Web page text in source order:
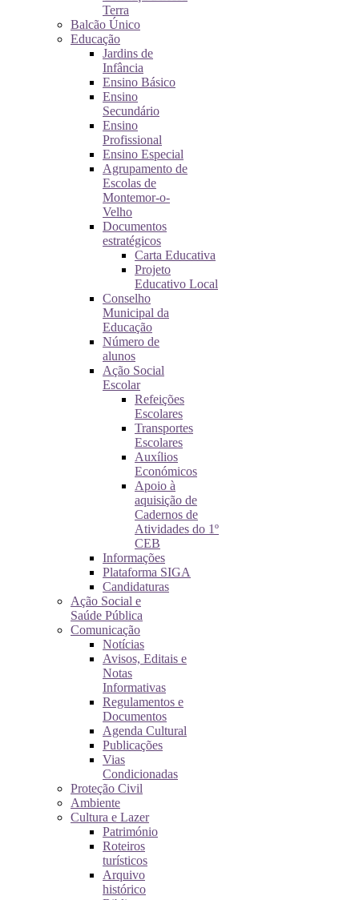
Terra
Balcão Único
Educação
Jardins de
Infância
Ensino Básico
Ensino
Secundário
Ensino
Profissional
Ensino Especial
Agrupamento de
Escolas de
Montemor-o-
Velho
Documentos
estratégicos
Carta Educativa
Projeto
Educativo Local
Conselho
Municipal da
Educação
Número de
alunos
Ação Social
Escolar
Refeições
Escolares
Transportes
Escolares
Auxílios
Económicos
Apoio à
aquisição de
Cadernos de
Atividades do 1º
CEB
Informações
Plataforma SIGA
Candidaturas
Ação Social e
Saúde Pública
Comunicação
Notícias
Avisos, Editais e
Notas
Informativas
Regulamentos e
Documentos
Agenda Cultural
Publicações
Vias
Condicionadas
Proteção Civil
Ambiente
Cultura e Lazer
Património
Roteiros
turísticos
Arquivo
histórico